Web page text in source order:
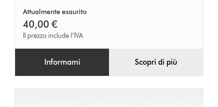
da
35
mm)
Attualmente esaurito
40,00 €
Il prezzo include l’IVA
Informami Scopri di più